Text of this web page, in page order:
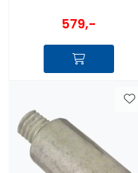
579,-